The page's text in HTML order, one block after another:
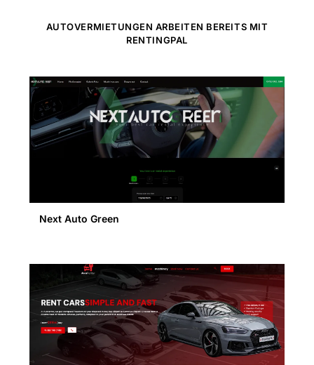
AUTOVERMIETUNGEN ARBEITEN BEREITS MIT
RENTINGPAL
Next Auto Green